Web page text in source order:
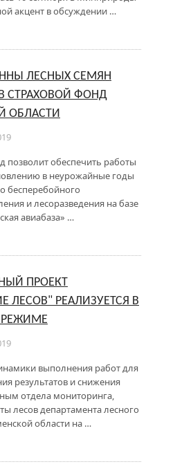
акцент в обсуждении …
ЛЕСНЫХ СЕМЯН
СТРАХОВОЙ ФОНД
ОБЛАСТИ
позволит обеспечить работы
в неурожайные годы
бесперебойного
и лесоразведения на базе
авиабаза» …
ПРОЕКТ
ЛЕСОВ" РЕАЛИЗУЕТСЯ В
выполнения работ для
результатов и снижения
отдела мониторинга,
лесов департамента лесного
области на …